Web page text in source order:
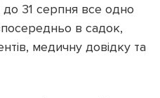
до 31 серпня все одно
в садок,
медичну довідку та